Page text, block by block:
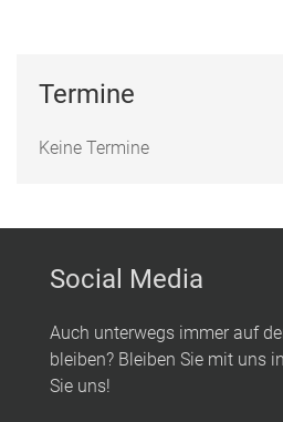
Termine
Keine Termine
Social Media
Auch unterwegs immer auf
bleiben? Bleiben Sie mit uns
Sie uns!